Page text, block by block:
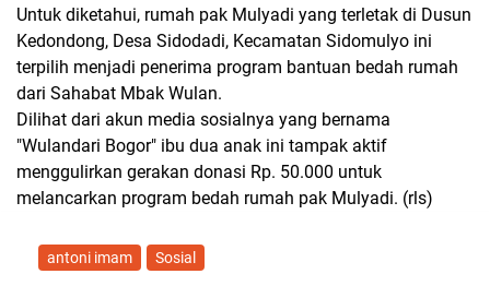
Untuk diketahui, rumah pak Mulyadi yang terletak di Dusun
Kedondong, Desa Sidodadi, Kecamatan Sidomulyo ini
terpilih menjadi penerima program bantuan bedah rumah
dari Sahabat Mbak Wulan.
Dilihat dari akun media sosialnya yang bernama
"Wulandari Bogor" ibu dua anak ini tampak aktif
menggulirkan gerakan donasi Rp. 50.000 untuk
melancarkan program bedah rumah pak Mulyadi. (rls)
antoni imam Sosial